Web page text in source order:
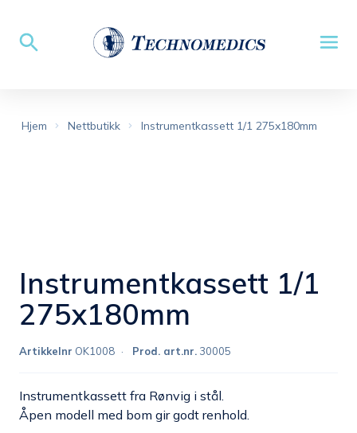
Hjem Nettbutikk Instrumentkassett 1/1 275x180mm
Instrumentkassett 1/1
275x180mm
Artikkelnr OK1008 Prod. art.nr. 30005
Instrumentkassett fra Rønvig i stål.
Åpen modell med bom gir godt renhold.